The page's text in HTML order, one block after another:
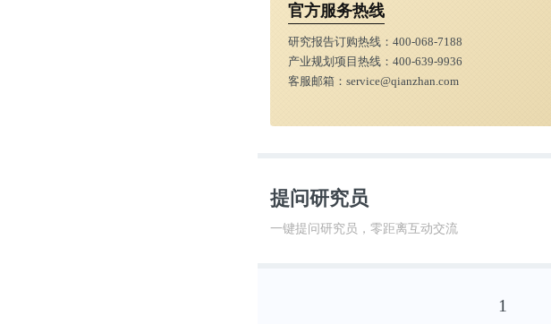
官方服务热线
研究报告订购热线：400-068-7188
产业规划项目热线：400-639-9936
客服邮箱：service@qianzhan.com
提问研究员
一键提问研究员，零距离互动交流
1